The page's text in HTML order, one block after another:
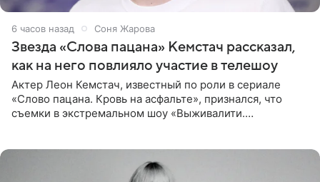
6 часов назад Соня Жарова
Звезда «Слова пацана» Кемстач рассказал,
как на него повлияло участие в телешоу
Актер Леон Кемстач, известный по роли в сериале
«Слово пацана. Кровь на асфальте», признался, что
съемки в экстремальном шоу «Выживалити.